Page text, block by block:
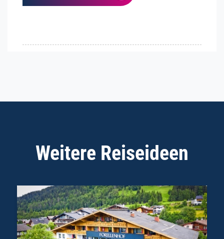
Weitere Reiseideen